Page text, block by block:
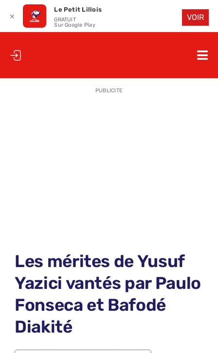
à
NOUS
PUBLICITE
Les mérites de Yusuf
Yazici vantés par Paulo
Fonseca et Bafodé
Diakité
✕
Le Petit Lillois
GRATUIT
Sur Google Play
VOIR